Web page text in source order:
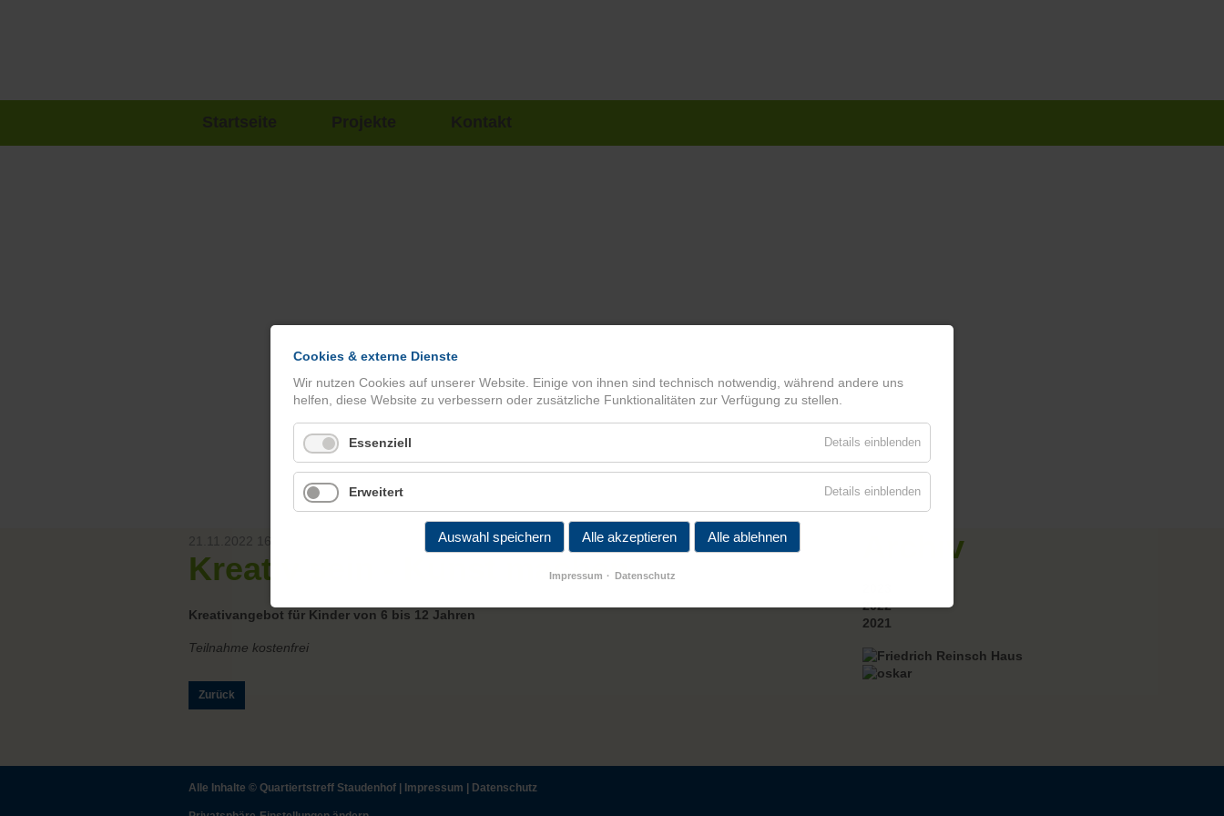
Startseite Projekte Kontakt
21.11.2022 16:00
Kreativ sein - Kunst machen
Kreativangebot für Kinder von 6 bis 12 Jahren
Teilnahme kostenfrei
Zurück
Archiv
2022
2021
Alle Inhalte © Quartiertstreff Staudenhof Impressum Datenschutz
Cookies & externe Dienste
Wir nutzen Cookies auf unserer Website. Einige von ihnen sind technisch notwendig, während andere uns
helfen, diese Website zu verbessern oder zusätzliche Funktionalitäten zur Verfügung zu stellen.
Essenziell Details einblenden
Erweitert Details einblenden
Auswahl speichern Alle akzeptieren Alle ablehnen
Impressum Datenschutz